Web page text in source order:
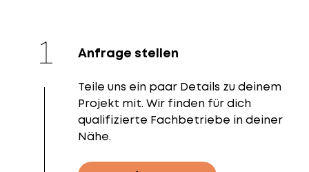
Anfrage stellen
Teile uns ein paar Details zu deinem
Projekt mit. Wir finden für dich
qualifizierte Fachbetriebe in deiner
Nähe.